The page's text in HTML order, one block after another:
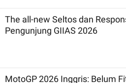
The all-new Seltos dan
Pengunjung GIIAS 2026
MotoGP 2026 Inggris: Belum